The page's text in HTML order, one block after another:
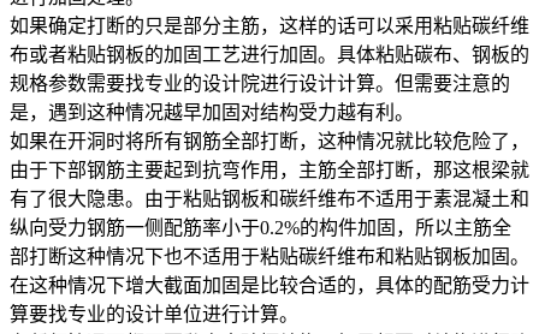
如果确定打断的只是部分主筋，这样的话可以采用粘贴碳纤维
布或者粘贴钢板的加固工艺进行加固。具体粘贴碳布、钢板的
规格参数需要找专业的设计院进行设计计算。但需要注意的
是，遇到这种情况越早加固对结构受力越有利。
如果在开洞时将所有钢筋全部打断，这种情况就比较危险了，
由于下部钢筋主要起到抗弯作用，主筋全部打断，那这根梁就
有了很大隐患。由于粘贴钢板和碳纤维布不适用于素混凝土和
纵向受力钢筋一侧配筋率小于0.2%的构件加固，所以主筋全
部打断这种情况下也不适用于粘贴碳纤维布和粘贴钢板加固。
在这种情况下增大截面加固是比较合适的，具体的配筋受力计
算要找专业的设计单位进行计算。